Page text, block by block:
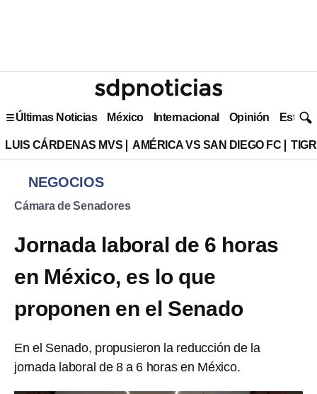
Últimas Noticias México Internacional Opinión Estilo
LUIS CÁRDENAS MVS AMÉRICA VS SAN DIEGO FC
NEGOCIOS
Cámara de Senadores
Jornada laboral de 6 horas
en México, es lo que
proponen en el Senado
En el Senado, propusieron la reducción de la
jornada laboral de 8 a 6 horas en México.